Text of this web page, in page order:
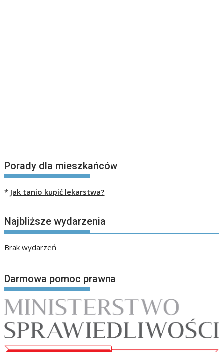
Porady dla mieszkańców
* Jak tanio kupić lekarstwa?
Najbliższe wydarzenia
Brak wydarzeń
Darmowa pomoc prawna